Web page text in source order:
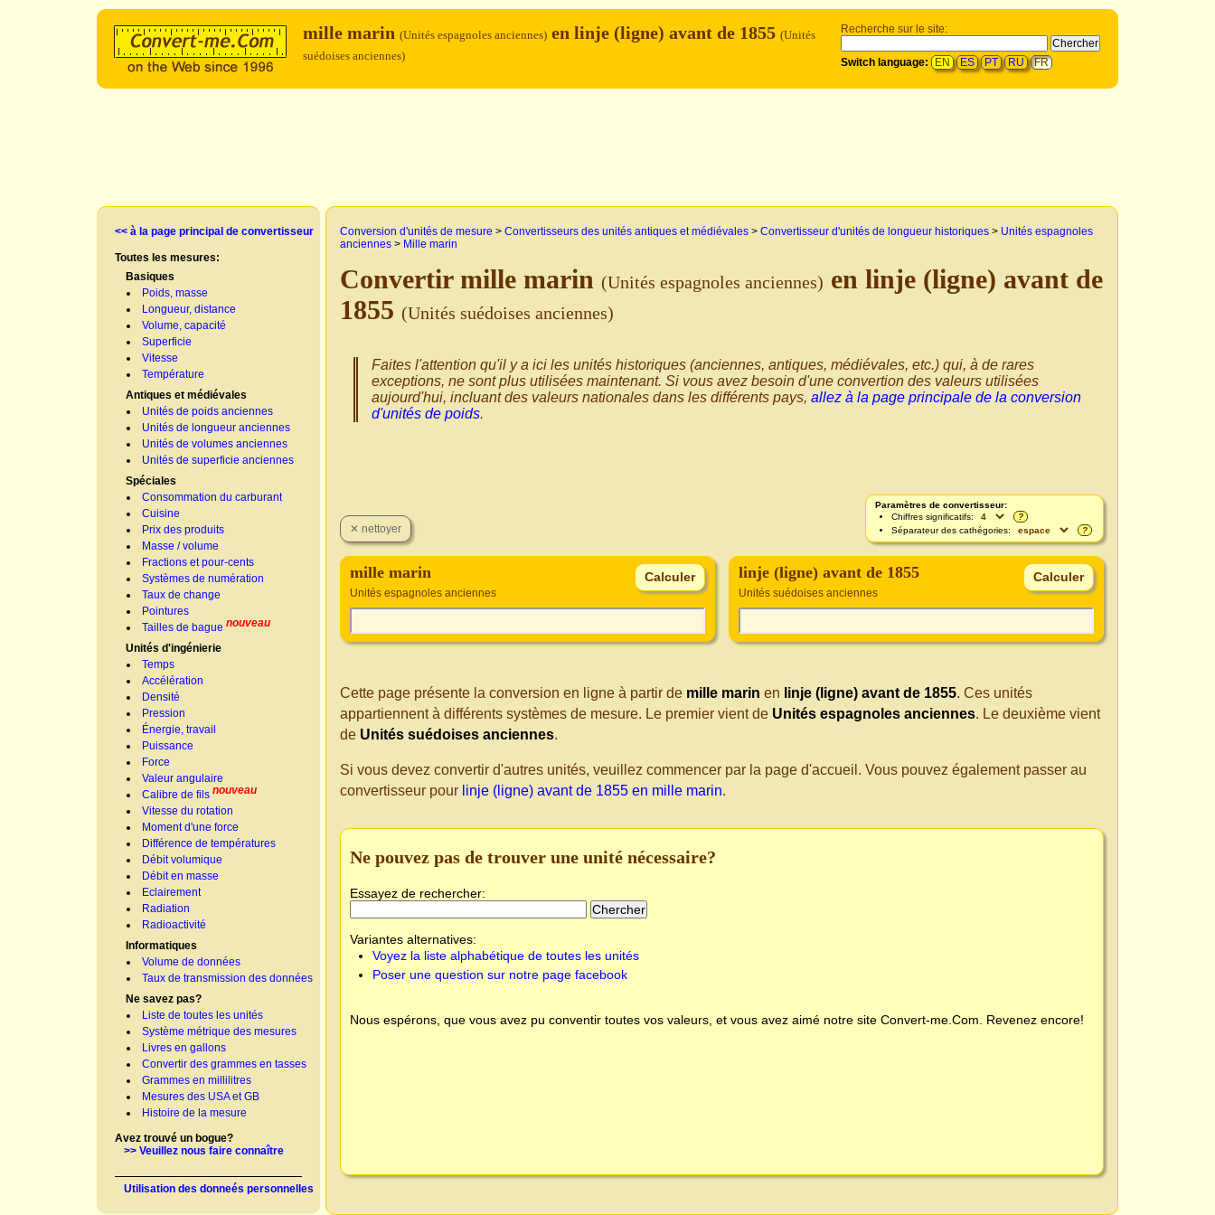
Recherche sur le site:
Switch language: EN ES PT RU FR
mille marin (Unités espagnoles anciennes) en linje (ligne) avant de 1855 (Unités
suédoises anciennes)
<< à la page principal de convertisseur
Toutes les mesures:
Basiques
Poids, masse
Longueur, distance
Volume, capacité
Superficie
Vitesse
Température
Antiques et médiévales
Unités de poids anciennes
Unités de longueur anciennes
Unités de volumes anciennes
Unités de superficie anciennes
Spéciales
Consommation du carburant
Cuisine
Prix des produits
Masse / volume
Fractions et pour-cents
Systèmes de numération
Taux de change
Pointures
Tailles de bague nouveau
Unités d'ingénierie
Temps
Accélération
Densité
Pression
Énergie, travail
Puissance
Force
Valeur angulaire
Calibre de fils nouveau
Vitesse du rotation
Moment d'une force
Différence de températures
Débit volumique
Débit en masse
Eclairement
Radiation
Radioactivité
Informatiques
Volume de données
Taux de transmission des données
Ne savez pas?
Liste de toutes les unités
Système métrique des mesures
Livres en gallons
Convertir des grammes en tasses
Grammes en millilitres
Mesures des USA et GB
Histoire de la mesure
Avez trouvé un bogue?
>> Veuillez nous faire connaître
Utilisation des donneés personnelles
Conversion d'unités de mesure > Convertisseurs des unités antiques et médiévales > Convertisseur d'unités de longueur historiques > Unités espagnoles
anciennes > Mille marin
Convertir mille marin (Unités espagnoles anciennes) en linje (ligne) avant de
1855 (Unités suédoises anciennes)
Faites l'attention qu'il y a ici les unités historiques (anciennes, antiques, médiévales, etc.) qui, à de rares
exceptions, ne sont plus utilisées maintenant. Si vous avez besoin d'une convertion des valeurs utilisées
aujourd'hui, incluant des valeurs nationales dans les différents pays, allez à la page principale de la conversion
d'unités de poids.
Paramètres de convertisseur:
Chiffres significatifs:
?
Séparateur des cathégories:
?
mille marin
Unités espagnoles anciennes
linje (ligne) avant de 1855
Unités suédoises anciennes
Cette page présente la conversion en ligne à partir de mille marin en linje (ligne) avant de 1855. Ces unités
appartiennent à différents systèmes de mesure. Le premier vient de Unités espagnoles anciennes. Le deuxième vient
de Unités suédoises anciennes.
Si vous devez convertir d'autres unités, veuillez commencer par la page d'accueil. Vous pouvez également passer au
convertisseur pour linje (ligne) avant de 1855 en mille marin.
Ne pouvez pas de trouver une unité nécessaire?
Essayez de rechercher:
Variantes alternatives:
Voyez la liste alphabétique de toutes les unités
Poser une question sur notre page facebook
Nous espérons, que vous avez pu conventir toutes vos valeurs, et vous avez aimé notre site Convert-me.Com . Revenez encore!